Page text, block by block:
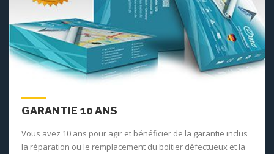
GARANTIE 10 ANS
Vous avez 10 ans pour agir et bénéficier de la garantie inclus
la réparation ou le remplacement du boitier défectueux et la